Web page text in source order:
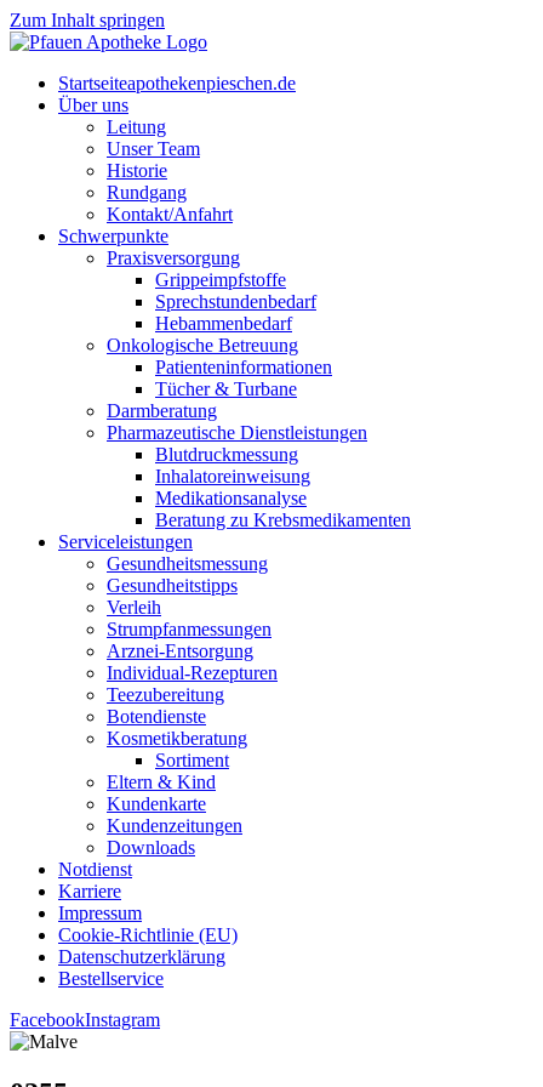
Zum Inhalt springen
Start­sei­teapothekenpieschen.de
Über uns
Lei­tung
Unser Team
His­to­rie
Rund­gang
Kontakt/Anfahrt
Schwer­punk­te
Pra­xis­ver­sor­gung
Grip­pe­impf­stof­fe
Sprech­stun­den­be­darf
Heb­am­men­be­darf
Onko­lo­gi­sche Betreuung
Pati­en­ten­in­for­ma­tio­nen
Tücher & Turbane
Darm­be­ra­tung
Phar­ma­zeu­ti­sche Dienstleistungen
Blut­druck­mes­sung
Inha­la­tor­ein­wei­sung
Medi­ka­ti­ons­ana­ly­se
Bera­tung zu Krebsmedikamenten
Ser­vice­leis­tun­gen
Gesund­heits­mes­sung
Gesund­heits­tipps
Ver­leih
Strumpfan­mes­sun­gen
Arz­n­ei-Ent­­sor­­gung
Indi­­vi­­du­al-Rezep­­tu­­ren
Tee­zu­be­rei­tung
Boten­diens­te
Kos­me­tik­be­ra­tung
Sor­ti­ment
Eltern & Kind
Kun­den­kar­te
Kun­den­zei­tun­gen
Down­loads
Not­dienst
Kar­rie­re
Impres­sum
Coo­kie-Rich­t­­li­­nie (EU)
Datenschutz­erklärung
Bestell­ser­vice
FacebookInstagram